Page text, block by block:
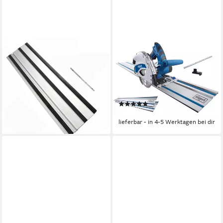
PARKSIDE
Akku-Handkreissäge
Führungsschiene
Verlängerung für Tauchsäge
TS 58-1200 + TS 57-1400 KE
lieferbar - in 3-4 Werktagen bei dir
SCHEPPACH
Tauchsäge PL55, Set, 5-tlg.,
1200W Handkreissäge mit
Ø160mm Sägeblatt, 2x
je700mm Führungsschiene
(1)
154,99 €
lieferbar - in 4-5 Werktagen bei dir